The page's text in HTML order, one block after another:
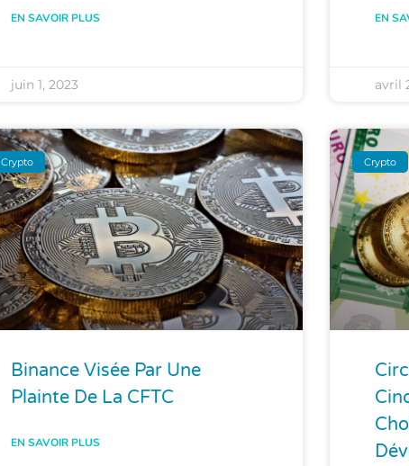
EN SAVOIR PLUS
juin 1, 2023
EN
avril
Crypto
Binance Visée Par Une
Plainte De La CFTC
EN SAVOIR PLUS
Crypto